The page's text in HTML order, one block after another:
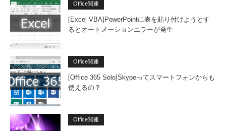
Office関連
[Excel VBA]PowerPointに表を貼り付けようとす
るとオートメーションエラーが発生
Office関連
[Office 365 Solo]Skypeってスマートフォンからも
使えるの？
Office関連